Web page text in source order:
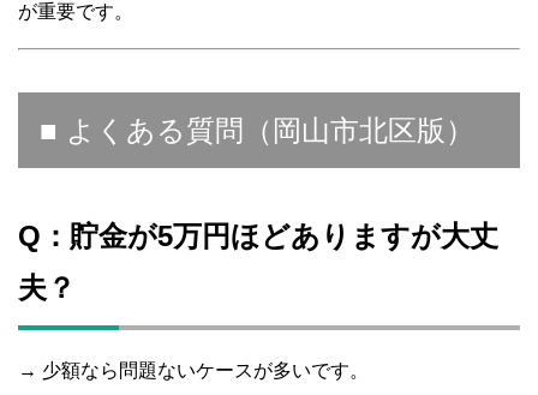
が重要です。
■ よくある質問（岡山市北区版）
Q：貯金が5万円ほどありますが大丈
夫？
→ 少額なら問題ないケースが多いです。